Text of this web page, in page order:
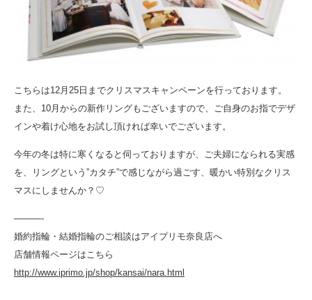
こちらは12月25日までクリスマスキャンペーンを行っております。
また、10月からの新作リングもございますので、ご自身のお指でデザ
インや着け心地をお試し頂ければ幸いでございます。
今年の冬は特に寒くなると伺っておりますが、ご夫婦になられる実感
を、リングという”カタチ”で感じながら過ごす、暖かい特別なクリス
マスにしませんか？♡
———-
婚約指輪・結婚指輪のご相談はアイプリモ奈良店へ
店舗情報ページはこちら
http://www.iprimo.jp/shop/kansai/nara.html